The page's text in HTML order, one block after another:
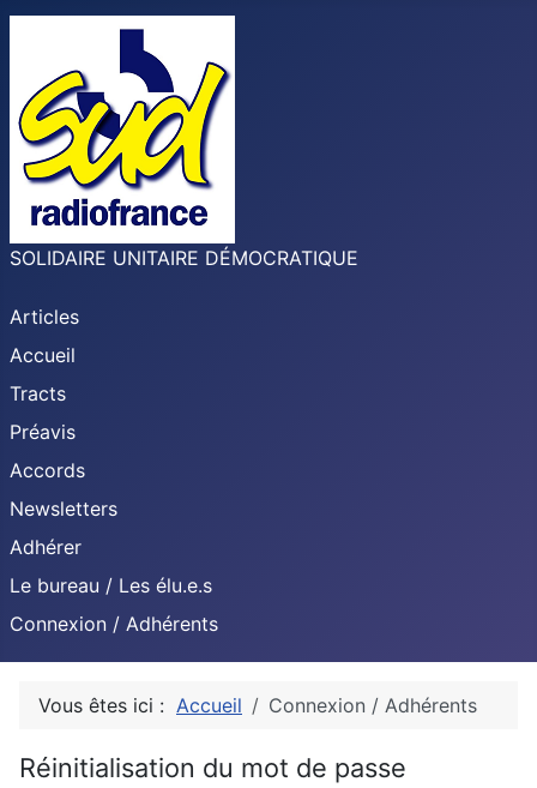
SOLIDAIRE UNITAIRE DÉMOCRATIQUE
Articles
Accueil
Tracts
Préavis
Accords
Newsletters
Adhérer
Le bureau / Les élu.e.s
Connexion / Adhérents
Vous êtes ici : Accueil Connexion / Adhérents
Réinitialisation du mot de passe